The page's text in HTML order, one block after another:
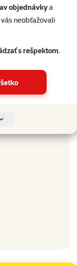
objednávkya
neobťažovali
s rešpektom.
produktu